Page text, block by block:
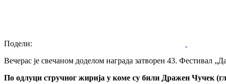
Подели:
Вечерас је свечаном доделом награда затворен 43. Фестивал
По одлуци стручног жирија у коме су били Дражен Чучек